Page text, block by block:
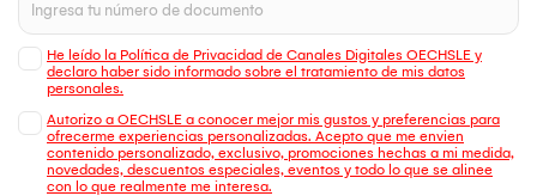
He leído la Política de Privacidad de Canales Digitales OECHSLE y
declaro haber sido informado sobre el tratamiento de mis datos
personales.
Autorizo a OECHSLE a conocer mejor mis gustos y preferencias para
ofrecerme experiencias personalizadas. Acepto que me envien
contenido personalizado, exclusivo, promociones hechas a mi medida,
novedades, descuentos especiales, eventos y todo lo que se alinee
con lo que realmente me interesa.